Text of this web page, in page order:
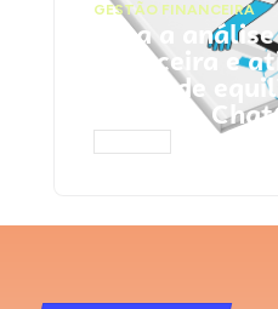
GESTÃO FINANCEIRA
Faça a análise
financeira e
ponto de
Prompts